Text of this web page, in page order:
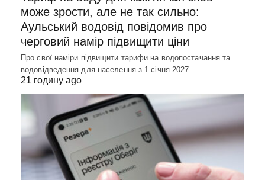
може зрости, але не так сильно:
Аульський водовід повідомив про
черговий намір підвищити ціни
Про свої наміри підвищити тарифи на водопостачання та
водовідведення для населення з 1 січня 2027…
21 годину ago